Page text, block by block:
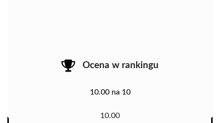
Ocena w rankingu
10.00 na 10
10.00